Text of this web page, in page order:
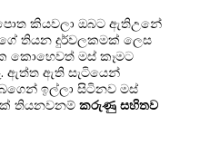
කියවලා ඔබට ඇතිඋනේ
තියන දුර්වලකමක් ලෙස
කොහෙවත් මස් කෑමට
ඇත්ත ඇති සැටියෙන්
ඉල්ලා සිටිනව මස්
තියනවනම් කරුණු සහිතව